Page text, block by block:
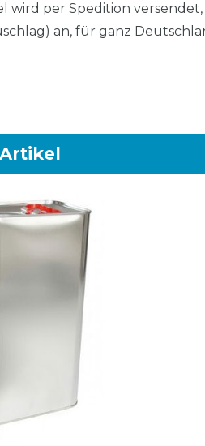
wird per Spedition
an, für ganz